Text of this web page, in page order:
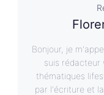
Bonjour, je
suis rédacteur
thématiques
par l'écriture et